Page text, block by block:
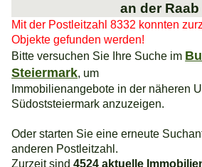
an der Raab
Mit der Postleitzahl 8332 konnten
Objekte gefunden werden!
Bitte versuchen Sie Ihre Suche im
Steiermark, um
Immobilienangebote in der näheren
Südoststeiermark anzuzeigen.
Oder starten Sie eine erneute
anderen Postleitzahl.
Zurzeit sind4524 aktuelle